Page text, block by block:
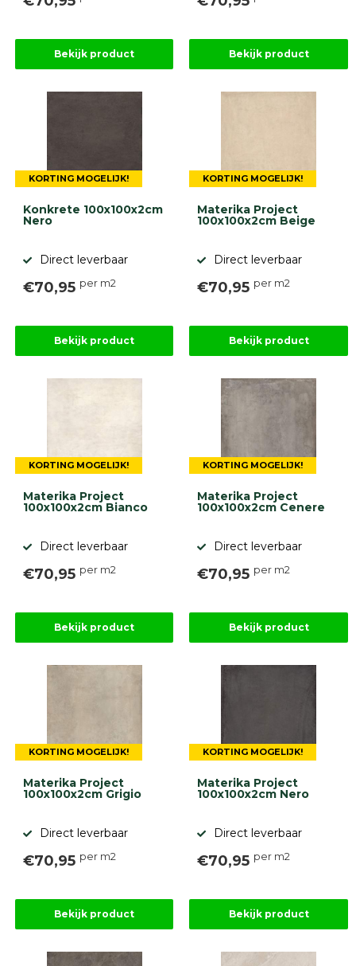
Bekijk product Bekijk product
KORTING MOGELIJK!
Konkrete 100x100x2cm
Nero
Direct leverbaar
€70,95 per m2
Bekijk product
KORTING MOGELIJK!
Materika Project
100x100x2cm Beige
Direct leverbaar
€70,95 per m2
Bekijk product
KORTING MOGELIJK!
Materika Project
100x100x2cm Bianco
Direct leverbaar
€70,95 per m2
Bekijk product
KORTING MOGELIJK!
Materika Project
100x100x2cm Cenere
Direct leverbaar
€70,95 per m2
Bekijk product
KORTING MOGELIJK!
Materika Project
100x100x2cm Grigio
Direct leverbaar
€70,95 per m2
Bekijk product
KORTING MOGELIJK!
Materika Project
100x100x2cm Nero
Direct leverbaar
€70,95 per m2
Bekijk product